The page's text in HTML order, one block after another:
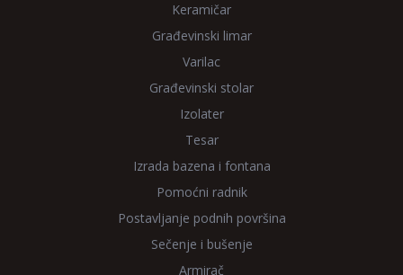
Keramičar
Građevinski limar
Varilac
Građevinski stolar
Izolater
Tesar
Izrada bazena i fontana
Pomoćni radnik
Postavljanje podnih površina
Sečenje i bušenje
Armirač